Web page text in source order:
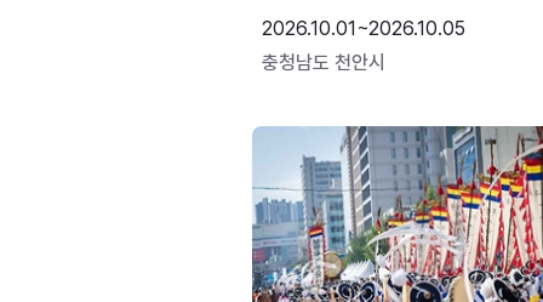
2026.10.01~2026.10.05
충청남도 천안시